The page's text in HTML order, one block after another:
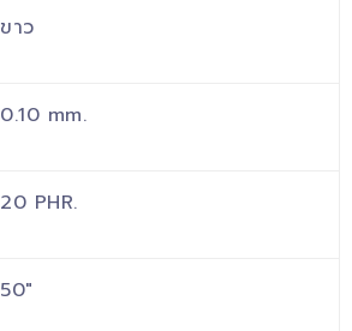
ขาว
0.10 mm.
20 PHR.
50″